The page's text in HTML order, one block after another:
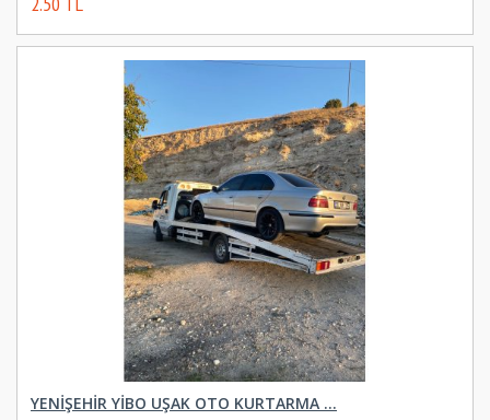
YENIŞEHIR YIBO UŞAK OTO KURTARMA ...